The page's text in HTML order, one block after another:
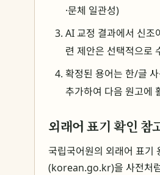
·문체 일관성)
AI 교정 결과에서 신조
련 제안은 선택적으로
확정된 용어는 한/글
추가하여 다음 원고에
외래어 표기 확인 참
국립국어원의 외래어 표기
(korean.go.kr)을 사전처